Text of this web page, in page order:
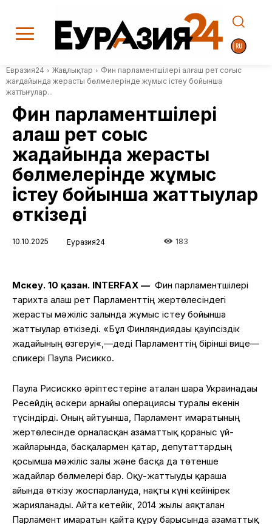
Евразия24 Жаңалықтар
Фин парламентшілері алғаш рет соғыс
жағдайында жерасты бөлмелерінде жұмыс істеу бойынша
жаттығулар...
Фин парламентшілері
алғаш рет соғыс
жағдайында жерасты
бөлмелерінде жұмыс
істеу бойынша жаттығулар
өткізеді
10.10.2025 Еуразия24 183
Мәскеу. 10 қазан. INTERFAX — Фин парламентшілері
тарихта алғаш рет Парламенттің жертөлесіндегі
жерасты мәжіліс залында жұмыс істеу бойынша
жаттығулар өткізеді. «Бұл Финляндиядағы қауіпсіздік
жағдайының өзгеруі«,—деді Парламенттің бірінші вице—
спикері Паула Рисикко.
Паула Рисискко әріптестеріне аталған шара Украинадағы
Ресейдің әскери арнайы операциясы туралы екенін
түсіндірді. Оның айтуынша, Парламент ғимаратының
жертөлесінде орналасқан азаматтық қорғаныс үй-
жайларында, басқалармен қатар, депутаттардың
қосымша мәжіліс залы және басқа да төтенше
жағдайлар бөлмелері бар. Оқу-жаттығуды қараша
айында өткізу жоспарлануда, нақты күні кейінірек
жарияланады. Айта кетейік, 2014 жылы аяқталған
Парламент ғимаратын қайта құру барысында азаматтық